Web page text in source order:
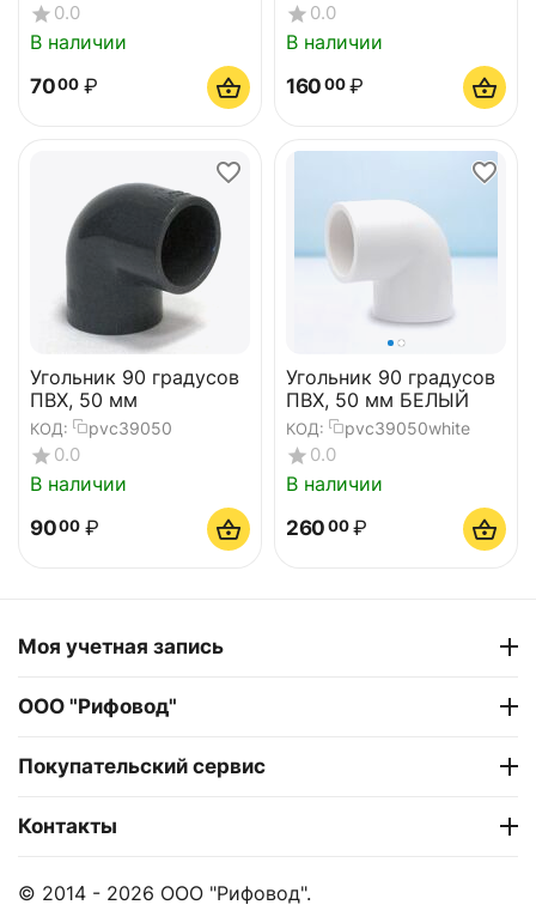
0.0
В наличии
7000 ₽
0.0
В наличии
160 00 ₽
Угольник 90 градусов
ПВХ, 50 мм
КОД: pvc39050
0.0
В наличии
9000 ₽
Угольник 90 градусов
ПВХ, 50 мм БЕЛЫЙ
КОД: pvc39050white
0.0
В наличии
260 00 ₽
Моя учетная запись
ООО "Рифовод"
Покупательский сервис
Контакты
© 2014 - 2026 ООО "Рифовод".